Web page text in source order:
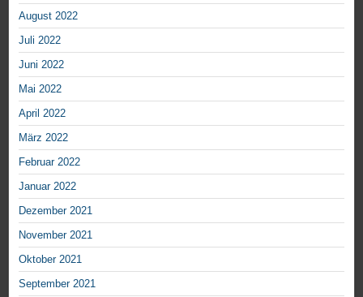
August 2022
Juli 2022
Juni 2022
Mai 2022
April 2022
März 2022
Februar 2022
Januar 2022
Dezember 2021
November 2021
Oktober 2021
September 2021